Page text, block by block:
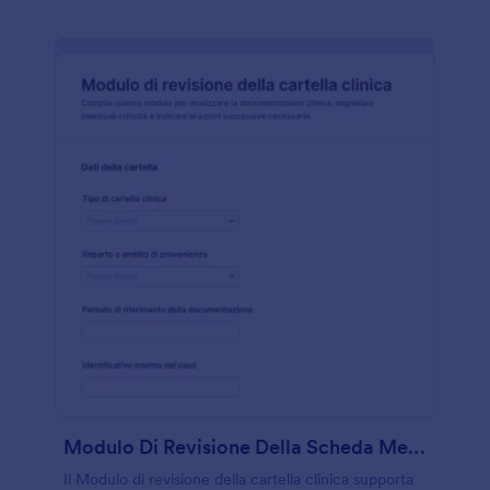
Modulo Di Revisione Della Scheda Medica
Il Modulo di revisione della cartella clinica supporta